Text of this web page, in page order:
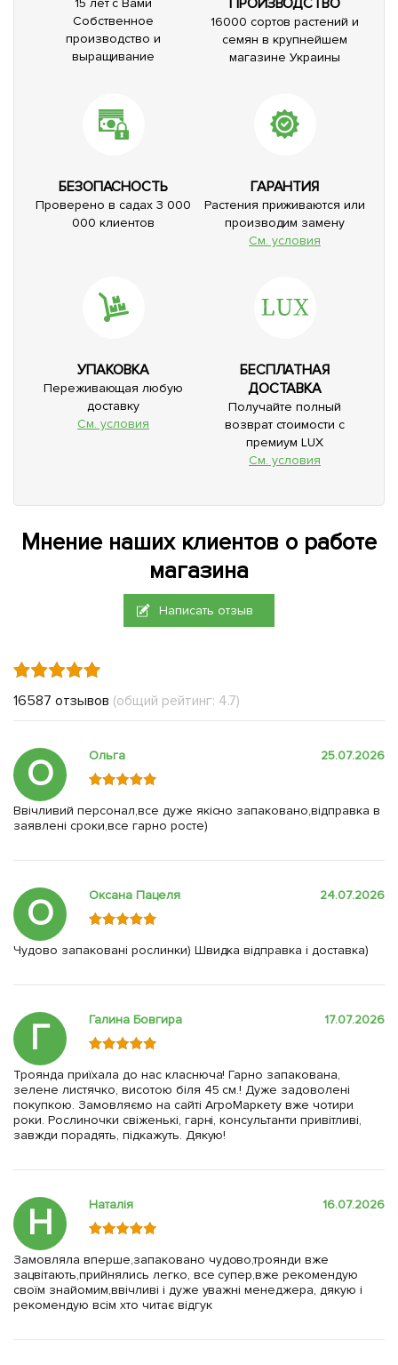
15 лет с Вами
Собственное
производство и
выращивание
16000 сортов растений и
семян в крупнейшем
магазине Украины
БЕЗОПАСНОСТЬ
Проверено в садах 3 000
000 клиентов
ГАРАНТИЯ
Растения приживаются или
производим замену
См. условия
УПАКОВКА
Переживающая любую
доставку
См. условия
БЕСПЛАТНАЯ
ДОСТАВКА
Получайте полный
возврат стоимости с
премиум LUX
См. условия
Мнение наших клиентов о работе
магазина
Написать отзыв
16587 отзывов (общий рейтинг: 4.7)
О Ольга 25.07.2026
Ввічливий персонал,все дуже якісно запаковано,відправка в
заявлені сроки,все гарно росте)
О Оксана Пацеля 24.07.2026
Чудово запаковані рослинки) Швидка відправка і доставка)
Г Галина Бовгира 17.07.2026
Троянда приїхала до нас класнюча! Гарно запакована,
зелене листячко, висотою біля 45 см.! Дуже задоволені
покупкою. Замовляємо на сайті АгроМаркету вже чотири
роки. Рослиночки свіженькі, гарні, консультанти привітливі,
завжди порадять, підкажуть. Дякую!
Н Наталія 16.07.2026
Замовляла вперше,запаковано чудово,троянди вже
зацвітають,прийнялись легко, все супер,вже рекомендую
своїм знайомим,ввічливі і дуже уважні менеджера, дякую і
рекомендую всім хто читає відгук